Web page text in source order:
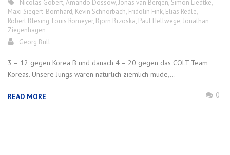
Nicolas Göbert,Amando Dossow,Jonas van Bergen, Simon Liedtke,
Maxi Siegert-Bomhard, Kevin Schnorbach, Fridolin Fink, Elias Redle,
Robert Blesing, Louis Romeyer, Björn Brzoska, Paul Hellwege,Jonathan
Ziegenhagen
Georg Bull
3 – 12 gegen Korea B und danach 4 – 20 gegen das COLT Team
Koreas. Unsere Jungs waren natürlich ziemlich müde,...
READ MORE 0